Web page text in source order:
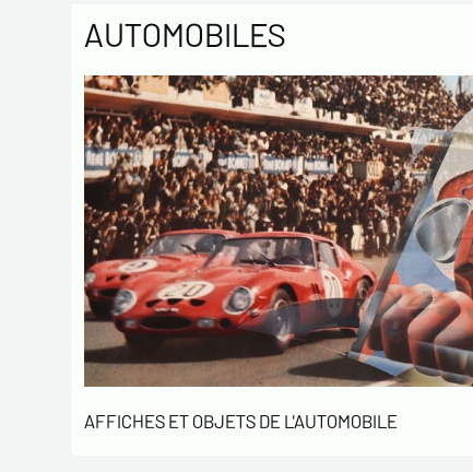
AUTOMOBILES
AFFICHES ET OBJETS DE L'AUTOMOBILE